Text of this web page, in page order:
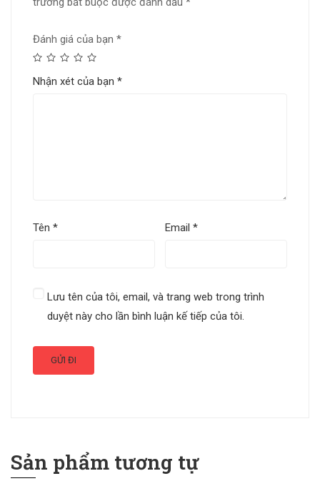
Đánh giá của bạn *
Nhận xét của bạn *
Tên * Email*
Lưu tên của tôi, email, và trang web trong trình
duyệt này cho lần bình luận kế tiếp của tôi.
Sản phẩm tương tự